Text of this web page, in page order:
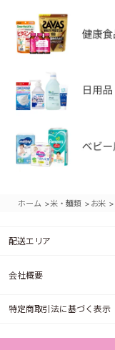
ホーム >米・麺類 > お米 >
配送エリア
会社概要
特定商取引法に基づく表示